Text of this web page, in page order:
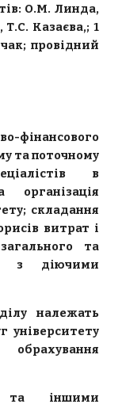
О.М. Линда,
Казаєва,; 1
провідний
фінансового
та поточному
в
організація
складання
витрат і
та
з діючими
належать
університету
та іншими